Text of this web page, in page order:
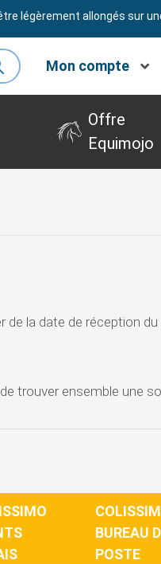
légèrement allongés sur
Mon compte
Offre
Equimojo
la date de réception
trouver ensemble une
BUREAU
POSTE